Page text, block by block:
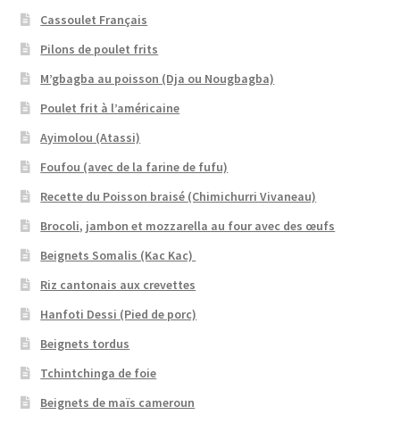
Cassoulet Français
Pilons de poulet frits
M’gbagba au poisson (Dja ou Nougbagba)
Poulet frit à l’américaine
Ayimolou (Atassi)
Foufou (avec de la farine de fufu)
Recette du Poisson braisé (Chimichurri Vivaneau)
Brocoli, jambon et mozzarella au four avec des œufs
Beignets Somalis (Kac Kac)
Riz cantonais aux crevettes
Hanfoti Dessi (Pied de porc)
Beignets tordus
Tchintchinga de foie
Beignets de maïs cameroun